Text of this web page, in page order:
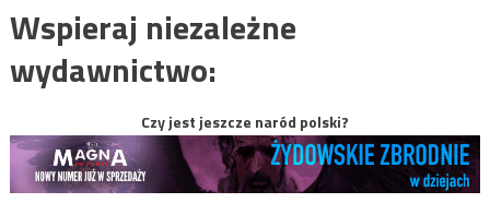
Wspieraj niezależne
wydawnictwo:
Czy jest jeszcze naród polski?